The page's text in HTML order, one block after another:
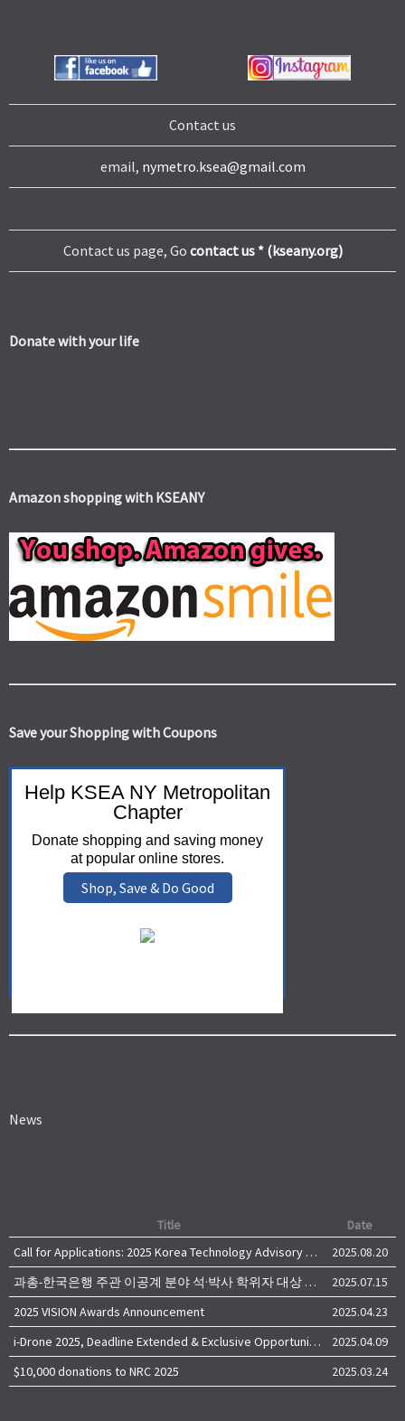
Contact us
email, nymetro.ksea@gmail.com
Contact us page, Go contact us * (kseany.org)
Donate with your life
Amazon shopping with KSEANY
Save your Shopping with Coupons
Help KSEA NY Metropolitan
Chapter
Donate shopping and saving money
at popular online stores.
Shop, Save & Do Good
News
Title
Date
Call for Applications: 2025 Korea Technology Advisory Group (K-TAG)
2025.08.20
과총-한국은행 주관 이공계 분야 석·박사 학위자 대상 서베이
2025.07.15
2025 VISION Awards Announcement
2025.04.23
i-Drone 2025, Deadline Extended & Exclusive Opportunity to Travel to Korea!
2025.04.09
$10,000 donations to NRC 2025
2025.03.24